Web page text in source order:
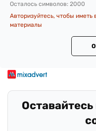
Осталось символов: 2000
Авторизуйтесь, чтобы
материалы